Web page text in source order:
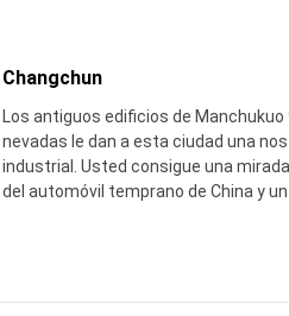
Changchun
Los antiguos edificios de Manchukuo
nevadas le dan a esta ciudad una
industrial. Usted consigue una
del automóvil temprano de China y